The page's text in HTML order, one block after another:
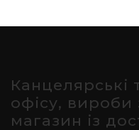
Канцелярські
офісу, вироби
магазин із